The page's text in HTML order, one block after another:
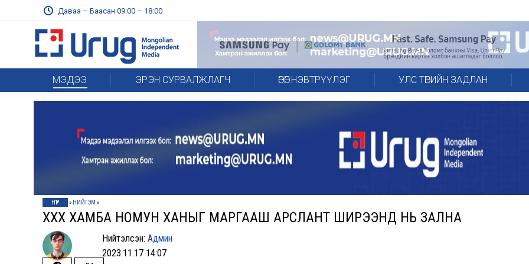
Даваа – Баасан 09:00 – 18:00
МЭДЭЭ ЭРЭН СУРВАЛЖЛАГЧ ӨРӨГ НЭВТРҮҮЛЭГ УЛС ТӨРИЙН ЗАДЛАН
НҮҮР » НИЙГЭМ »
ХХХ ХАМБА НОМУН ХАНЫГ МАРГААШ АРСЛАНТ ШИРЭЭНД НЬ ЗАЛНА
Нийтэлсэн:Админ
2023.11.17 14:07